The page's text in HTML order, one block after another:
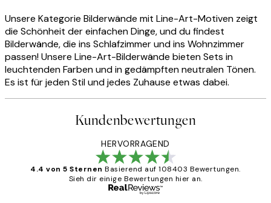
Unsere Kategorie Bilderwände mit Line-Art-Motiven zeigt
die Schönheit der einfachen Dinge, und du findest
Bilderwände, die ins Schlafzimmer und ins Wohnzimmer
passen! Unsere Line-Art-Bilderwände bieten Sets in
leuchtenden Farben und in gedämpften neutralen Tönen.
Es ist für jeden Stil und jedes Zuhause etwas dabei.
Kundenbewertungen
HERVORRAGEND
4.4 von 5 Sternen Basierend auf 108403 Bewertungen.
Sieh dir einige Bewertungen hier an.